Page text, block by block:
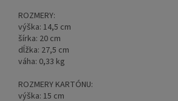
ROZMERY:
výška: 14,5 cm
šírka: 20 cm
dĺžka: 27,5 cm
váha: 0,33 kg
ROZMERY KARTÓNU:
výška: 15 cm